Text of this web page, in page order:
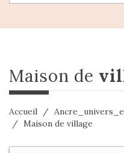
maison de
Accueil
Maison de village